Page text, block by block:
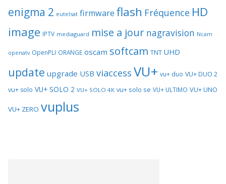
enigma 2 eutelsat firmware flash Fréquence HD
image IPTV mediaguard mise a jour nagravision Ncam
openatv OpenPLI ORANGE oscam softcam TNT UHD
update upgrade USB viaccess VU+ vu+ duo VU+ DUO 2
vu+ solo VU+ SOLO 2 VU+ SOLO 4K vu+ solo se VU+ ULTIMO VU+ UNO
VU+ ZERO vuplus